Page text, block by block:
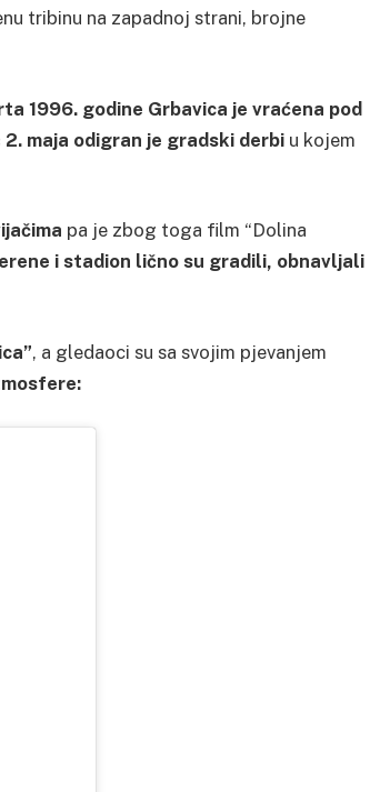
tribinu na zapadnoj strani, brojne
1996. godine Grbavica je vraćena pod
2. maja odigran je gradski derbi u kojem
pa je zbog toga film “Dolina
i stadion lično su gradili, obnavljali
, a gledaoci su sa svojim pjevanjem